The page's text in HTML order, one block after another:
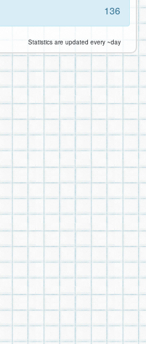
136
Statistics are updated every ~day